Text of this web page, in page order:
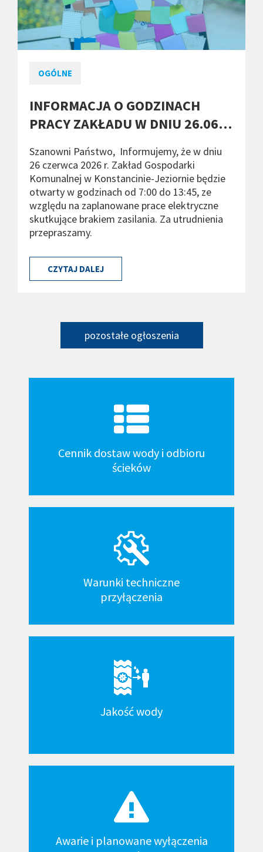
OGÓLNE
INFORMACJA O GODZINACH
PRACY ZAKŁADU W DNIU 26.06…
Szanowni Państwo, Informujemy, że w dniu
26 czerwca 2026 r. Zakład Gospodarki
Komunalnej w Konstancinie-Jeziornie będzie
otwarty w godzinach od 7:00 do 13:45, ze
względu na zaplanowane prace elektryczne
skutkujące brakiem zasilania. Za utrudnienia
przepraszamy.
CZYTAJ DALEJ
pozostałe ogłoszenia
Cennik dostaw wody i odbioru
ścieków
Warunki techniczne
przyłączenia
Jakość wody
Awarie i planowane wyłączenia